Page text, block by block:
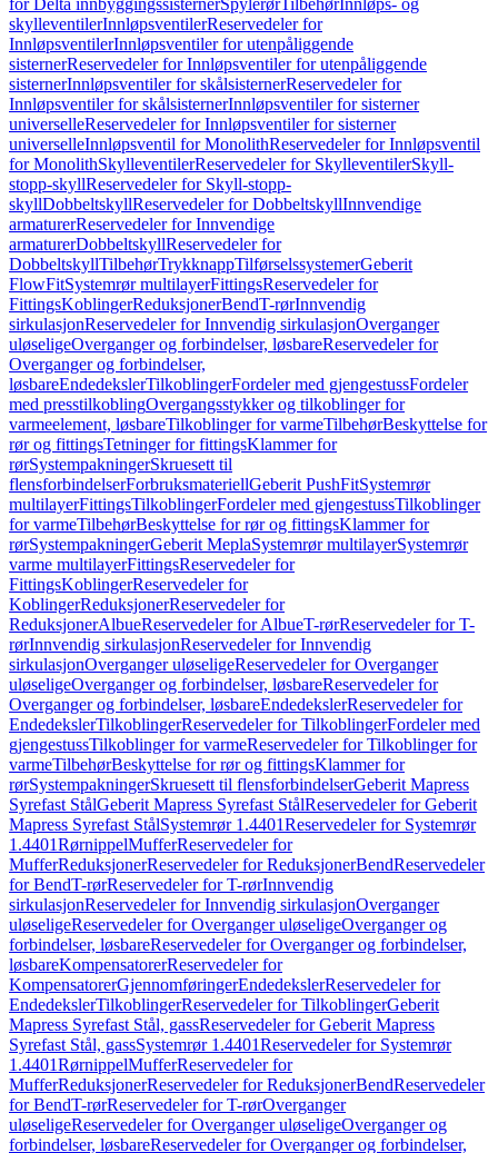
for Delta innbyggingssisternerSpylerørTilbehørInnløps- og
skylleventilerInnløpsventilerReservedeler for
InnløpsventilerInnløpsventiler for utenpåliggende
sisternerReservedeler for Innløpsventiler for utenpåliggende
sisternerInnløpsventiler for skålsisternerReservedeler for
Innløpsventiler for skålsisternerInnløpsventiler for sisterner
universelleReservedeler for Innløpsventiler for sisterner
universelleInnløpsventil for MonolithReservedeler for Innløpsventil
for MonolithSkylleventilerReservedeler for SkylleventilerSkyll-
stopp-skyllReservedeler for Skyll-stopp-
skyllDobbeltskyllReservedeler for DobbeltskyllInnvendige
armaturerReservedeler for Innvendige
armaturerDobbeltskyllReservedeler for
DobbeltskyllTilbehørTrykknappTilførselssystemerGeberit
FlowFitSystemrør multilayerFittingsReservedeler for
FittingsKoblingerReduksjonerBendT-rørInnvendig
sirkulasjonReservedeler for Innvendig sirkulasjonOverganger
uløseligeOverganger og forbindelser, løsbareReservedeler for
Overganger og forbindelser,
løsbareEndedekslerTilkoblingerFordeler med gjengestussFordeler
med presstilkoblingOvergangsstykker og tilkoblinger for
varmeelement, løsbareTilkoblinger for varmeTilbehørBeskyttelse for
rør og fittingsTetninger for fittingsKlammer for
rørSystempakningerSkruesett til
flensforbindelserForbruksmateriellGeberit PushFitSystemrør
multilayerFittingsTilkoblingerFordeler med gjengestussTilkoblinger
for varmeTilbehørBeskyttelse for rør og fittingsKlammer for
rørSystempakningerGeberit MeplaSystemrør multilayerSystemrør
varme multilayerFittingsReservedeler for
FittingsKoblingerReservedeler for
KoblingerReduksjonerReservedeler for
ReduksjonerAlbueReservedeler for AlbueT-rørReservedeler for T-
rørInnvendig sirkulasjonReservedeler for Innvendig
sirkulasjonOverganger uløseligeReservedeler for Overganger
uløseligeOverganger og forbindelser, løsbareReservedeler for
Overganger og forbindelser, løsbareEndedekslerReservedeler for
EndedekslerTilkoblingerReservedeler for TilkoblingerFordeler med
gjengestussTilkoblinger for varmeReservedeler for Tilkoblinger for
varmeTilbehørBeskyttelse for rør og fittingsKlammer for
rørSystempakningerSkruesett til flensforbindelserGeberit Mapress
Syrefast StålGeberit Mapress Syrefast StålReservedeler for Geberit
Mapress Syrefast StålSystemrør 1.4401Reservedeler for Systemrør
1.4401RørnippelMufferReservedeler for
MufferReduksjonerReservedeler for ReduksjonerBendReservedeler
for BendT-rørReservedeler for T-rørInnvendig
sirkulasjonReservedeler for Innvendig sirkulasjonOverganger
uløseligeReservedeler for Overganger uløseligeOverganger og
forbindelser, løsbareReservedeler for Overganger og forbindelser,
løsbareKompensatorerReservedeler for
KompensatorerGjennomføringerEndedekslerReservedeler for
EndedekslerTilkoblingerReservedeler for TilkoblingerGeberit
Mapress Syrefast Stål, gassReservedeler for Geberit Mapress
Syrefast Stål, gassSystemrør 1.4401Reservedeler for Systemrør
1.4401RørnippelMufferReservedeler for
MufferReduksjonerReservedeler for ReduksjonerBendReservedeler
for BendT-rørReservedeler for T-rørOverganger
uløseligeReservedeler for Overganger uløseligeOverganger og
forbindelser, løsbareReservedeler for Overganger og forbindelser,